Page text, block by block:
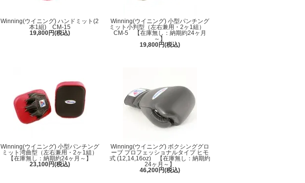
Winning(ウイニング) ハンドミット(2
本1組) CM-15
19,800円(税込)
Winning(ウイニング) 小型パンチング
ミット小判型（左右兼用・2ヶ1組）
CM-5 【在庫無し：納期約24ヶ月
～】
19,800円(税込)
Winning(ウイニング) 小型パンチング
ミット湾曲型（左右兼用・2ヶ1組）
【在庫無し：納期約24ヶ月～】
23,100円(税込)
Winning(ウイニング) ボクシンググロ
ーブ プロフェッショナルタイプ ヒモ
式 (12,14,16oz) 【在庫無し：納期約
24ヶ月～】
46,200円(税込)